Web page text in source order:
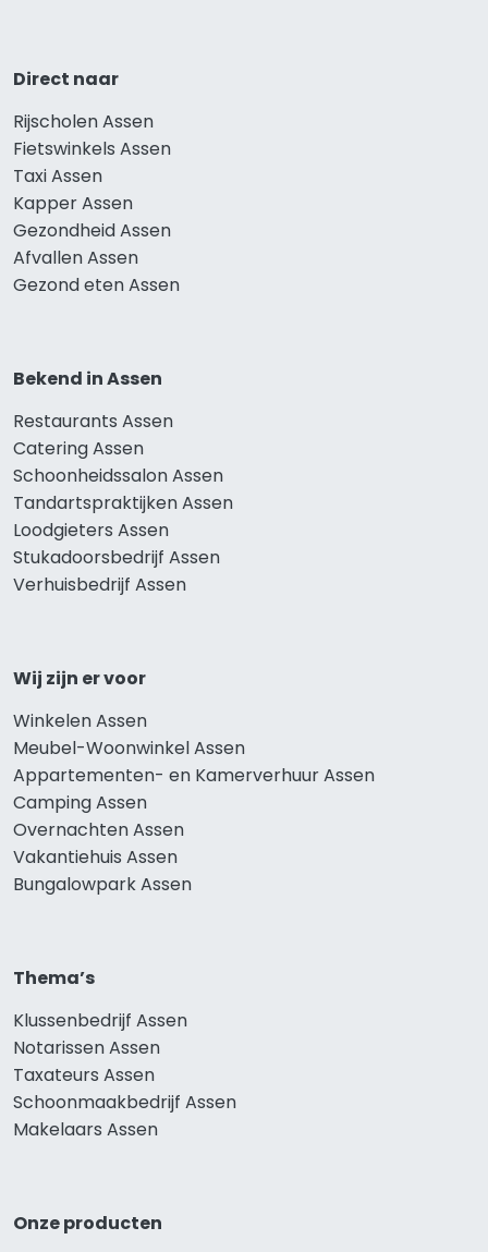
Direct naar
Rijscholen Assen
Fietswinkels Assen
Taxi Assen
Kapper Assen
Gezondheid Assen
Afvallen Assen
Gezond eten Assen
Bekend in Assen
Restaurants Assen
Catering Assen
Schoonheidssalon Assen
Tandartspraktijken Assen
Loodgieters Assen
Stukadoorsbedrijf Assen
Verhuisbedrijf Assen
Wij zijn er voor
Winkelen Assen
Meubel-Woonwinkel Assen
Appartementen- en Kamerverhuur Assen
Camping Assen
Overnachten Assen
Vakantiehuis Assen
Bungalowpark Assen
Thema’s
Klussenbedrijf Assen
Notarissen Assen
Taxateurs Assen
Schoonmaakbedrijf Assen
Makelaars Assen
Onze producten